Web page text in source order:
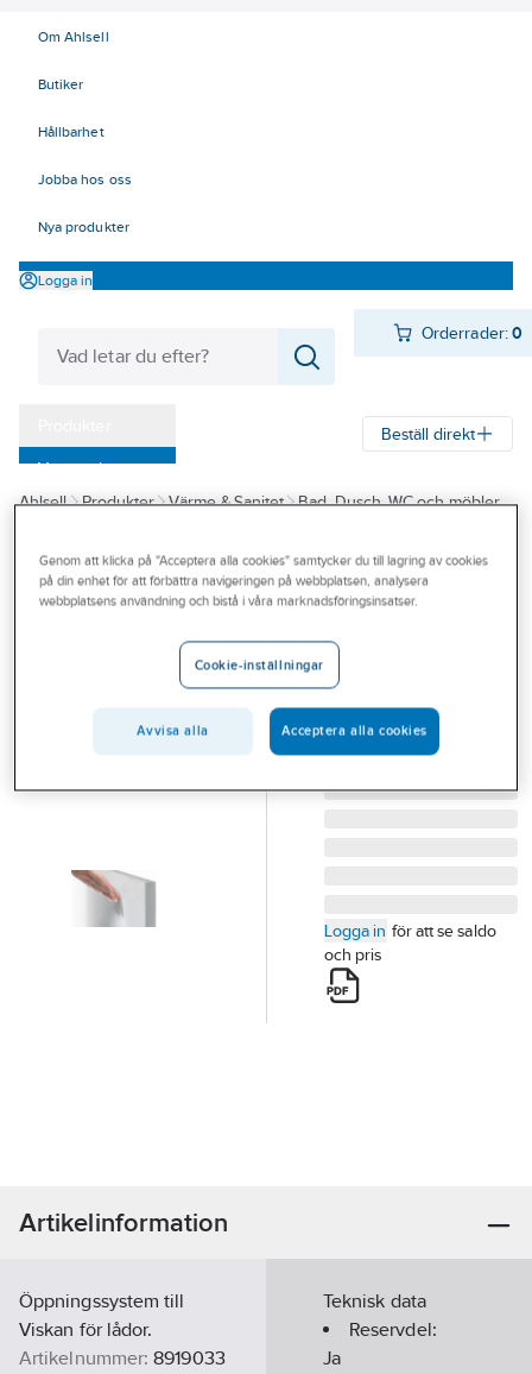
Om Ahlsell
Butiker
Hållbarhet
Jobba hos oss
Nya produkter
Logga in
Orderrader:0
Varumärken
Kampanjer
Outlet
Branscher
Beställ direkt
Ahlsell Produkter Värme & Sanitet
Bad, Dusch, WC och möbler
Öppningssystem
Push Tipmatic,
VISKAN 100, 2 LÅDOR
Artikelnummer:
Logga in för att se saldo
och pris
Artikelinformation
Öppningssystem till
Viskan för lådor.
Artikelnummer: 8919033
Teknisk data
Reservdel:
Ja
Genom att klicka på "Acceptera alla cookies" samtycker du till lagring av cookies
på din enhet för att förbättra navigeringen på webbplatsen, analysera
webbplatsens användning och bistå i våra marknadsföringsinsatser.
Cookie-inställningar
Avvisa alla Acceptera alla cookies